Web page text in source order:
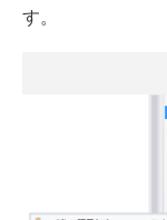
す。